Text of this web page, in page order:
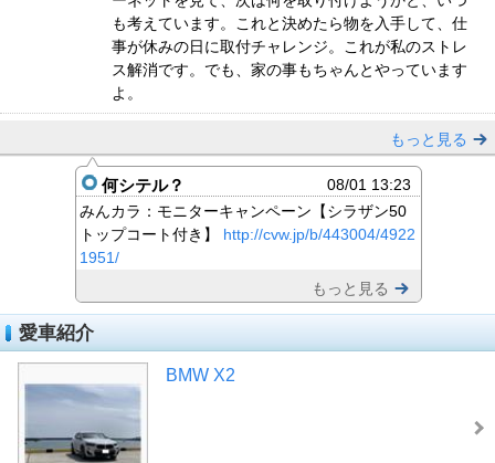
も考えています。これと決めたら物を入手して、仕
事が休みの日に取付チャレンジ。これが私のストレ
ス解消です。でも、家の事もちゃんとやっています
よ。
もっと見る
何シテル？
08/01 13:23
みんカラ：モニターキャンペーン【シラザン50
トップコート付き】 http://cvw.jp/b/443004/4922
1951/
もっと見る
愛車紹介
BMW X2